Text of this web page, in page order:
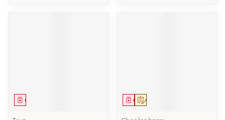
Geneesmiddel Op voorschrift
Geneesmiddel